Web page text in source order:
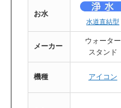
お水
水道直結型
メーカー
ウォーター
スタンド
機種 アイコン